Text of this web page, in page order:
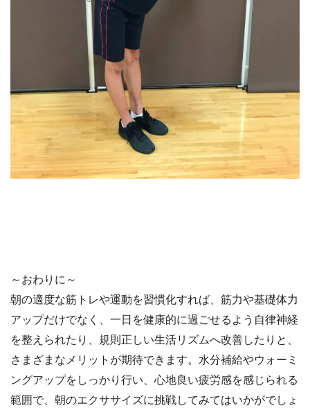
～おわりに～
朝の適度な筋トレや運動を習慣化すれば、筋力や基礎体力
アップだけでなく、一日を健康的に過ごせるよう自律神経
を整えられたり、規則正しい生活リズムへ改善したりと、
さまざまなメリットが期待できます。水分補給やウォーミ
ングアップをしっかり行い、心地良い疲労感を感じられる
範囲で、朝のエクササイズに挑戦してみてはいかがでしょ